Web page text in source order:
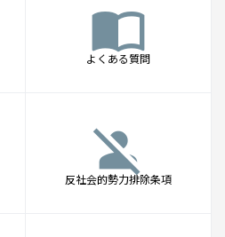
import_contacts
よくある質問
person_off
反社会的勢力排除条項